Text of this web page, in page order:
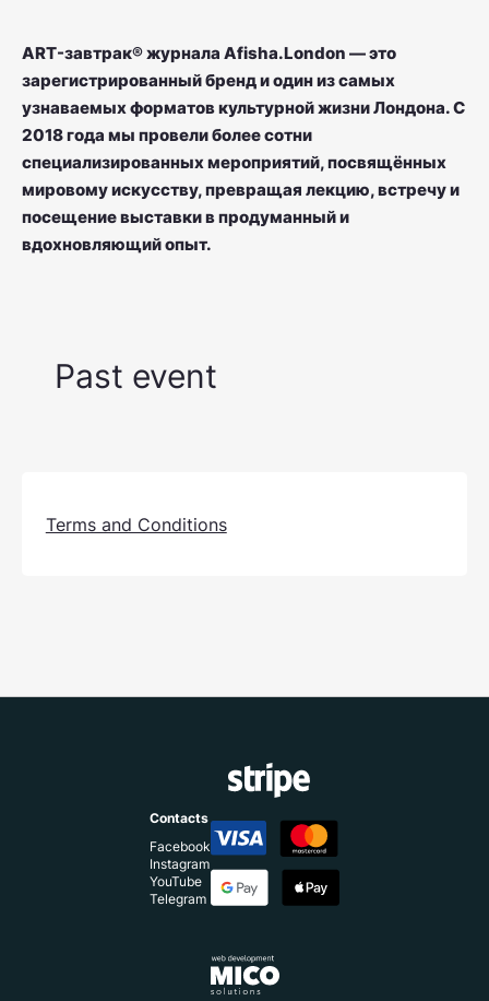
ART-завтрак® журнала Afisha.London — это
зарегистрированный бренд и один из самых
узнаваемых форматов культурной жизни Лондона. С
2018 года мы провели более сотни
специализированных мероприятий, посвящённых
мировому искусству, превращая лекцию, встречу и
посещение выставки в продуманный и
вдохновляющий опыт.
Past event
Terms and Conditions
Contacts
Facebook
Instagram
YouTube
Telegram